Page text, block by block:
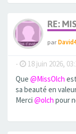
RE:
par
- 18 juin 2026,
Que @MissOlch
sa beauté en
Merci @olch pour